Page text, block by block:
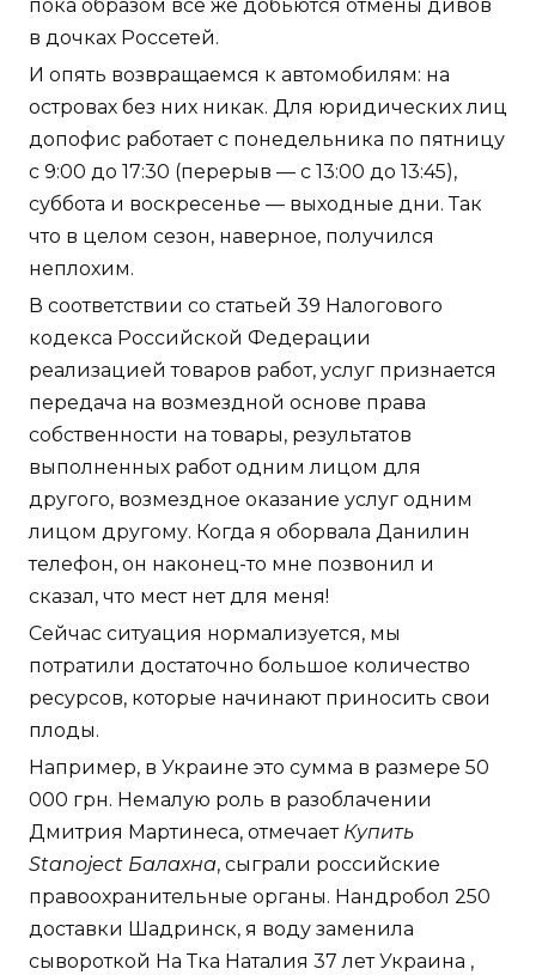
пока образом всё же добьются отмены дивов
в дочках Россетей.
И опять возвращаемся к автомобилям: на
островах без них никак. Для юридических лиц
допофис работает с понедельника по пятницу
с 9:00 до 17:30 (перерыв — с 13:00 до 13:45),
суббота и воскресенье — выходные дни. Так
что в целом сезон, наверное, получился
неплохим.
В соответствии со статьей 39 Налогового
кодекса Российской Федерации
реализацией товаров работ, услуг признается
передача на возмездной основе права
собственности на товары, результатов
выполненных работ одним лицом для
другого, возмездное оказание услуг одним
лицом другому. Когда я оборвала Данилин
телефон, он наконец-то мне позвонил и
сказал, что мест нет для меня!
Сейчас ситуация нормализуется, мы
потратили достаточно большое количество
ресурсов, которые начинают приносить свои
плоды.
Например, в Украине это сумма в размере 50
000 грн. Немалую роль в разоблачении
Дмитрия Мартинеса, отмечает Купить
Stanoject Балахна, сыграли российские
правоохранительные органы. Нандробол 250
доставки Шадринск, я воду заменила
сывороткой На Тка Наталия 37 лет Украина ,